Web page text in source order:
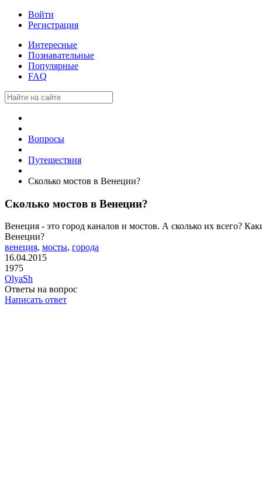
Войти
Регистрация
Интересные
Познавательные
Популярные
FAQ
Вопросы
Путешествия
Сколько мостов в Венеции?
Сколько мостов в Венеции?
Венеция - это город каналов и мостов. А сколько их всего?
Венеции?
венеция, мосты, города
16.04.2015
1975
OlyaSh
Ответы на вопрос
Написать ответ